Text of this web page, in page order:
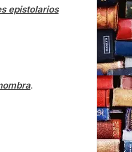
epistolarios
.